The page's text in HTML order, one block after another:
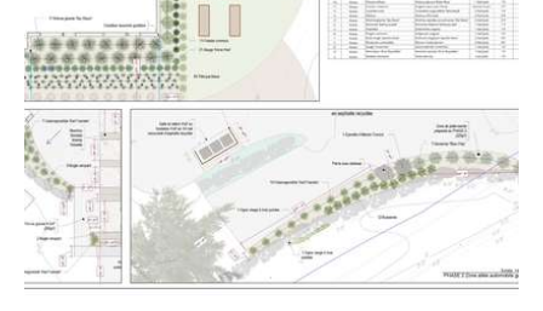
Sauvegarder